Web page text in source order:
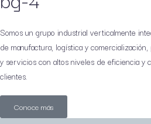
Somos un grupo industrial verticalmente
de manufactura, logística y
y servicios con altos niveles de eficiencia y
clientes.
Conoce más